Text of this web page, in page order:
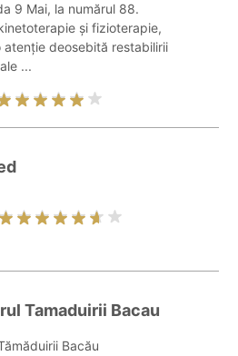
9 Mai, la numărul 88.
și fizioterapie,
atenție deosebită restabilirii
...
Tamaduirii Bacau
Bacău